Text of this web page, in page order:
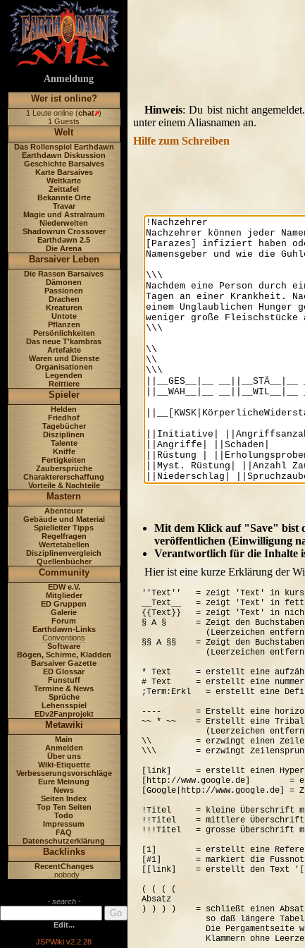
Anmeldung
Wer ist online?
1 Leute online (chat )
1 Guests
Welt
Das Rollenspiel Earthdawn
Earthdawn Diskussion
Geschichte Barsaives
Karte Barsaives
Weltkarte
Zeittafel
Bekannte Orte
Travar
Magie und Astralraum
Niederwelten
Shadowrun Crossover
Earthdawn 2.5
Die Arena
Barsaiver Leben
Die Rassen Barsaives
Dämonen
Passionen
Drachen
Kreaturen
Untote
Pflanzen
Persönlichkeiten
Das neue T'kambras
Artefakte
Waren und Dienste
Organisationen
Legenden
Reittiere
Spieler
Helden
Friedhof
Tagebücher
Disziplinen
Talente
Kniffe
Fertigkeiten
Zaubersprüche
Charaktererschaffung
Vorteile & Nachteile
Mastern
Abenteuer
Gebäude und Material
Spielleiter Tipps
Regelfragen
Wertetabellen
Disziplinenvergleich
Quellenbücher
Community
EDW e.V.
Mitglieder
ED Gruppen
Galerie
Forum
Earthdawn-Links
Conventions
Software
Bögen, Schirme, Kladden
Barsaiver Gazette
ED Glossar
Funstuff
Termine & News
Sprüche
Lehensspiel
EDv2Fanprojekt
Metawiki
Main
Anmelden
Über uns
Wiki-Etiquette
Verbesserungsvorschläge
Eure Meinung
News
Seiten Index
Top Ten Seiten
Todo
Impressum
FAQ
Datenschutzerklärung
Backlinks
RecentChanges
...nobody
- search -
Edit...
JSPWiki v2.2.28
Hinweis: Du bist nicht
unter einem Aliasnamen an.
Hilfe zum Schreiben
Mit dem Klick auf "Save" bist
veröffentlichen (Einwilligung
Verantwortlich für die Inhalte
Hier ist eine kurze Erklärung der
''Text''   = zeigt 'Text' in
__Text__   = zeigt 'Text' in
{{Text}}   = zeigt 'Text' in
§ A §      = Zeigt den
(Leerzeichen
§§ A §§    = Zeigt den
(Leerzeichen
* Text     = erstellt eine
# Text     = erstellt eine
;Term:Erkl   = erstellt eine
----       = Erstellt eine
~~ * ~~    = Erstellt eine
(Leerzeichen
\\         = erzwingt einen
\\\        = erzwingt
[link]     = erstellt einen
[http://www.google.de]        =
[Google|http://www.google.de] =
!Titel     = kleine Überschrift
!!Titel    = mittlere Überschrift
!!!Titel   = grosse Überschrift
[1]        = erstellt eine Referenz
[#1]       = markiert die Fussnote
[[link]    = erstellt den Text
( ( ( (
Absatz
) ) ) )    = schließt einen
so daß längere
Die Pergamentseite